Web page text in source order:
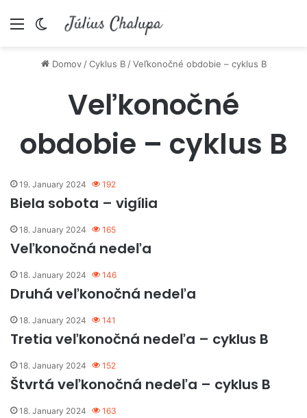
Menu Switch skin
Domov / Cyklus B / Veľkonočné obdobie – cyklus B
Veľkonočné
obdobie – cyklus B
19. January 2024 192
Biela sobota – vigília
18. January 2024 165
Veľkonočná nedeľa
18. January 2024 146
Druhá veľkonočná nedeľa
18. January 2024 141
Tretia veľkonočná nedeľa – cyklus B
18. January 2024 152
Štvrtá veľkonočná nedeľa – cyklus B
18. January 2024 163